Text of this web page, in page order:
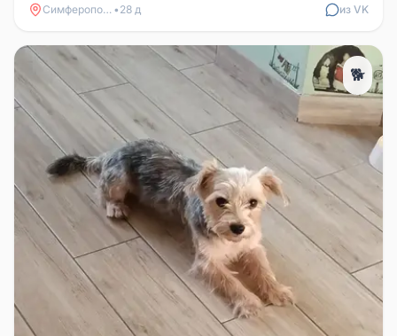
Симферополь • 28 д из VK
🐕